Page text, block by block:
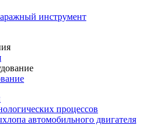
инструмент
процессов
автомобильного двигателя